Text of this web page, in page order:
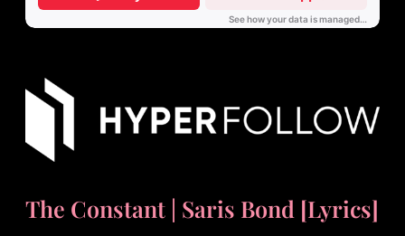
The Constant | Saris Bond [Lyrics]